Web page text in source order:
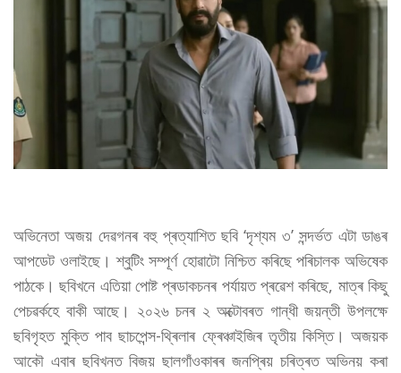
অভিনেতা অজয় দেৱগনৰ বহু প্ৰত্যাশিত ছবি ‘দৃশ্যম ৩’ সন্দৰ্ভত এটা ডাঙৰ
আপডেট ওলাইছে। শ্বুটিং সম্পূৰ্ণ হোৱাটো নিশ্চিত কৰিছে পৰিচালক অভিষেক
পাঠকে। ছবিখনে এতিয়া পোষ্ট প্ৰডাকচনৰ পৰ্যায়ত প্ৰৱেশ কৰিছে, মাত্ৰ কিছু
পেচৱৰ্কহে বাকী আছে। ২০২৬ চনৰ ২ অক্টোবৰত গান্ধী জয়ন্তী উপলক্ষে
ছবিগৃহত মুক্তি পাব ছাচপেন্স-থ্ৰিলাৰ ফ্ৰেঞ্চাইজিৰ তৃতীয় কিস্তি। অজয়ক
আকৌ এবাৰ ছবিখনত বিজয় ছালগাঁওকাৰৰ জনপ্ৰিয় চৰিত্ৰত অভিনয় কৰা